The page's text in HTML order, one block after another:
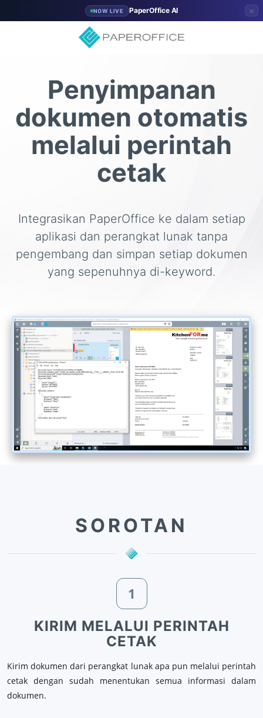
NOW LIVE PaperOffice AI ×
Penyimpanan
dokumen otomatis
melalui perintah
cetak
Integrasikan PaperOffice ke dalam setiap
aplikasi dan perangkat lunak tanpa
pengembang dan simpan setiap dokumen
yang sepenuhnya di-keyword.
SOROTAN
1
KIRIM MELALUI PERINTAH
CETAK
Kirim dokumen dari perangkat lunak apa pun melalui perintah
cetak dengan sudah menentukan semua informasi dalam
dokumen.